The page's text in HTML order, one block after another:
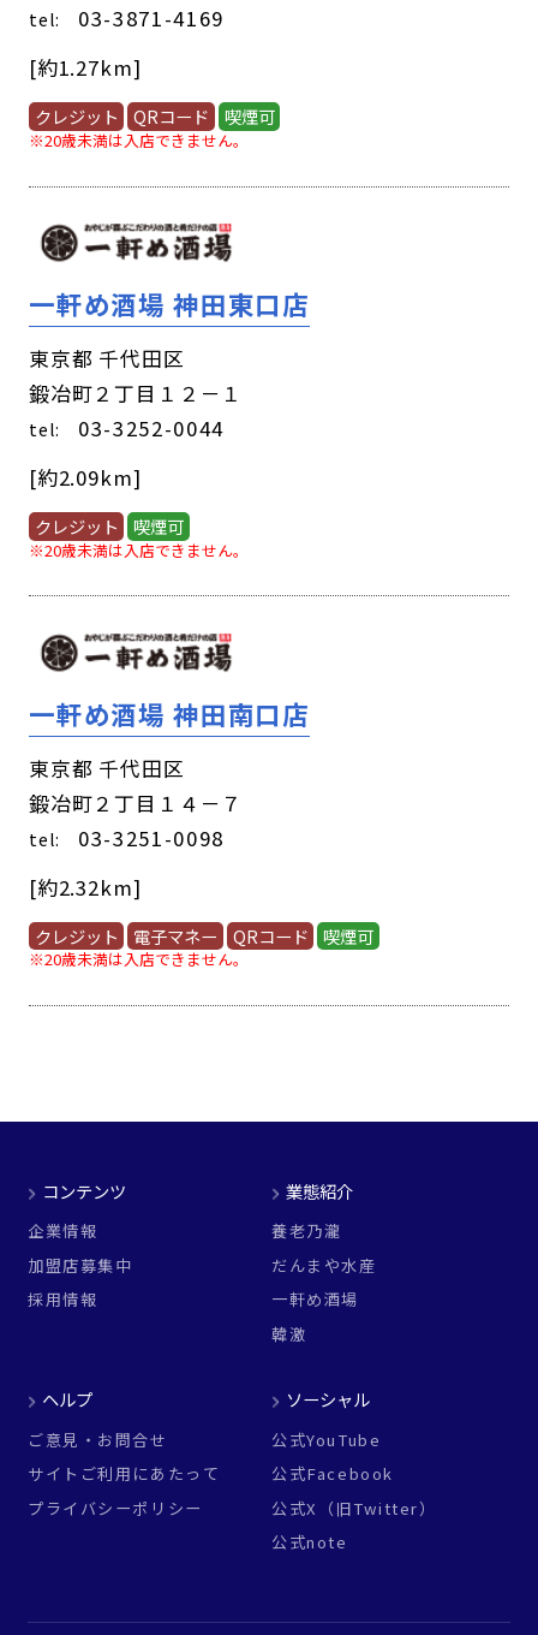
tel: 03-3871-4169
[約1.27km]
クレジット QRコード 喫煙可
※20歳未満は入店できません。
一軒め酒場 神田東口店
東京都 千代田区
鍛冶町２丁目１２－１
tel: 03-3252-0044
[約2.09km]
クレジット 喫煙可
※20歳未満は入店できません。
一軒め酒場 神田南口店
東京都 千代田区
鍛冶町２丁目１４－７
tel: 03-3251-0098
[約2.32km]
クレジット 電子マネー QRコード 喫煙可
※20歳未満は入店できません。
コンテンツ
企業情報
加盟店募集中
採用情報
業態紹介
養老乃瀧
だんまや水産
一軒め酒場
韓激
ヘルプ
ご意見・お問合せ
サイトご利用にあたって
プライバシーポリシー
ソーシャル
公式YouTube
公式Facebook
公式X（旧Twitter）
公式note